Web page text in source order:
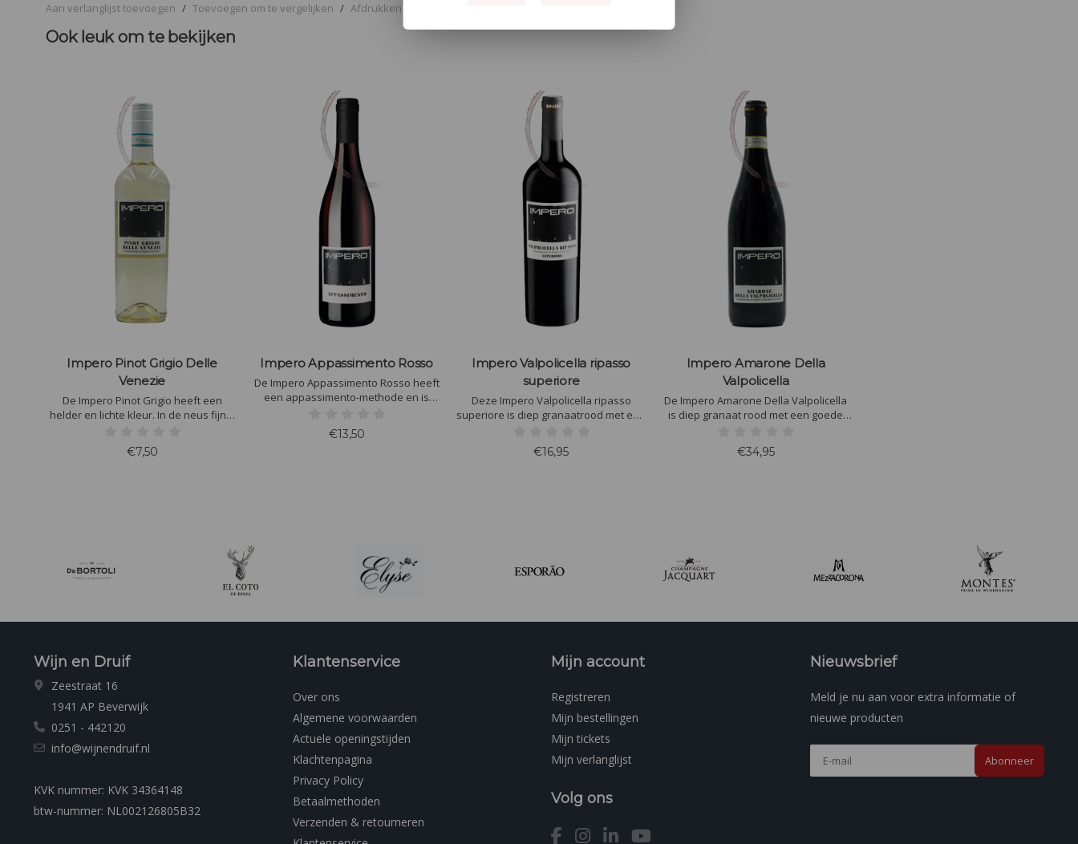
Aan verlanglijst toevoegen / Toevoegen om te vergelijken / Afdrukken
Ook leuk om te bekijken
Impero Pinot Grigio Delle
Venezie
De Impero Pinot Grigio heeft een
helder en lichte kleur. In de neus fijne,
munt, vers gemaaid gras en mirabellen,
vergezeld van een fijn afgestemde
€7,50
Impero Appassimento Rosso
De Impero Appassimento Rosso heeft
een appassimento-methode en is
wijnen uit de regio krijgen zo meer
diepte en rijkdom.
€13,50
Impero Valpolicella ripasso
superiore
Deze Impero Valpolicella ripasso
superiore is diep granaatrood met een
boeket van kaneel, kers en bosnoot. In
de mond ongelooflijk vol met
€16,95
Impero Amarone Della
Valpolicella
De Impero Amarone Della Valpolicella
is diep granaat rood met een goede
kaneel, kers en bosnoot. In de mond
ongelooflijk vol met bessenaroma's en
€34,95
Wijn en Druif
Zeestraat 16
1941 AP Beverwijk
0251 - 442120
info@wijnendruif.nl
KVK nummer: KVK 34364148
btw-nummer: NL002126805B32
Klantenservice
Over ons
Algemene voorwaarden
Actuele openingstijden
Klachtenpagina
Privacy Policy
Betaalmethoden
Verzenden & retourneren
Mijn account
Registreren
Mijn bestellingen
Mijn tickets
Mijn verlanglijst
Volg ons
Nieuwsbrief
Meld je nu aan voor extra informatie of
nieuwe producten
Abonneer